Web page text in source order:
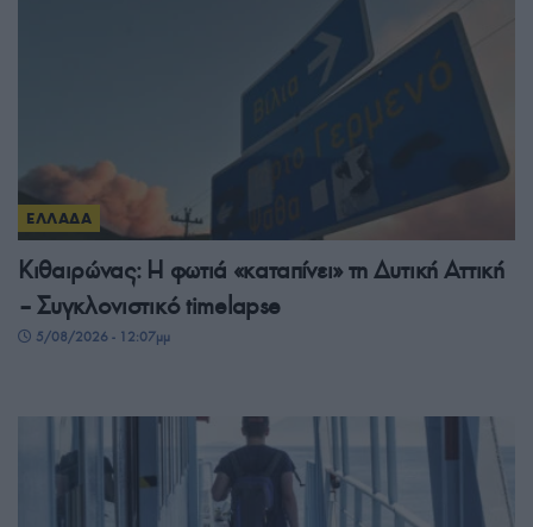
ΕΛΛΑΔΑ
Κιθαιρώνας: Η φωτιά «καταπίνει» τη Δυτική Αττική
– Συγκλονιστικό timelapse
5/08/2026 - 12:07μμ